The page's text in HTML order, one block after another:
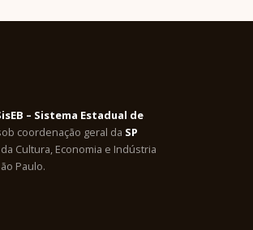
– Sistema Estadual de
coordenação geral da SP
Cultura, Economia e Indústria
Paulo.